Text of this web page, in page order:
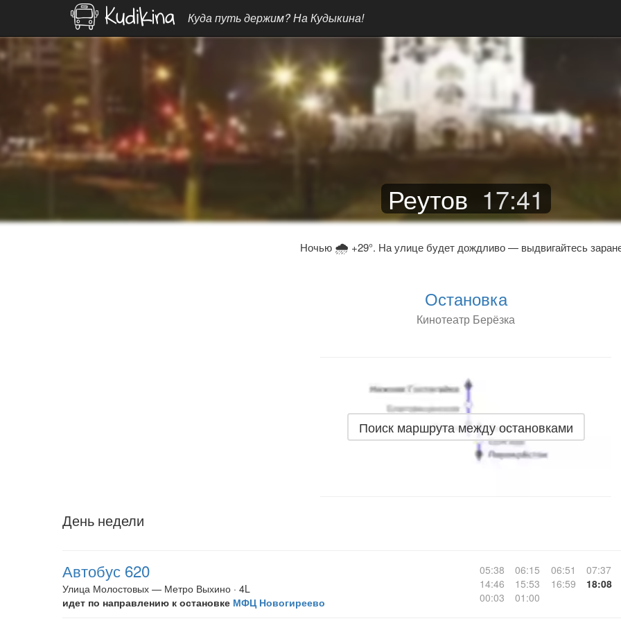
Куда путь держим? На Кудыкина!
Реутов 17:41
Ночью 🌧 +29°. На улице будет дождливо — выдвигайтесь
Остановка
Кинотеатр Берёзка
Поиск маршрута между остановками
День недели
Автобус 620
Улица Молостовых — Метро Выхино · 4L
идет по направлению к остановке МФЦ Новогиреево
05:38 06:15 06:51
07:37
14:46
15:53 16:59
18:08
00:03
01:00